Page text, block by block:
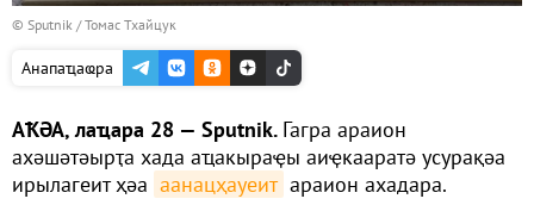
© Sputnik / Томас Тхайцук
Анапаҵаҩра
АҞӘА, лаҵара 28 — Sputnik. Гагра араион
ахәшәтәырҭа хада аҵакыраҿы аиҿкааратә усурақәа
ирылагеит ҳәа аанацҳауеит араион ахадара.